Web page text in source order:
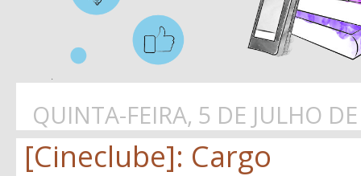
QUINTA-FEIRA, 5 DE JULHO
[Cineclube]: Cargo